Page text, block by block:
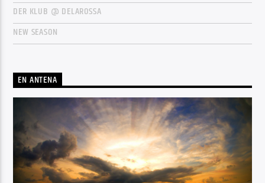
DER KLUB @ DELAROSSA
NEW SEASON
EN ANTENA